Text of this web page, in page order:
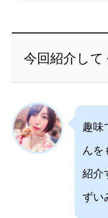
今回紹介して
趣味
んを
紹介
ずい